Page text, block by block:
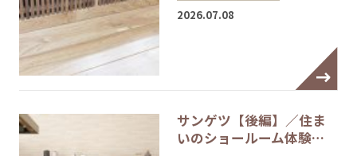
2026.07.08
サンゲツ【後編】／住ま
いのショールーム体験…